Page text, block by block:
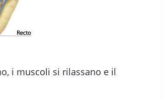
i muscoli si rilassano e il